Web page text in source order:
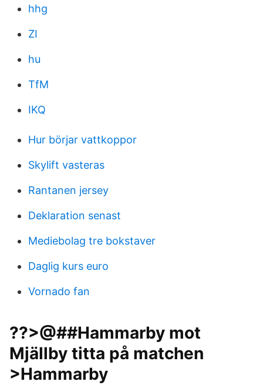
hhg
ZI
hu
TfM
IKQ
Hur börjar vattkoppor
Skylift vasteras
Rantanen jersey
Deklaration senast
Mediebolag tre bokstaver
Daglig kurs euro
Vornado fan
??>@##Hammarby mot
Mjällby titta på matchen
>Hammarby